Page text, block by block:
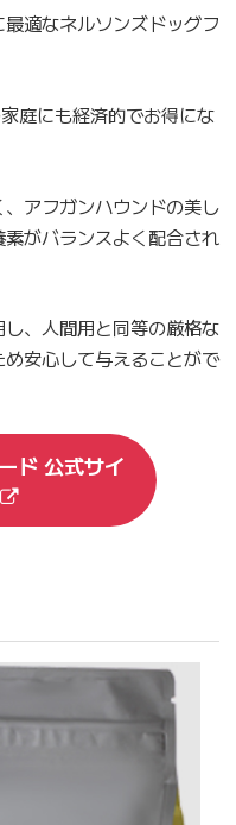
最適なネルソンズドッグフ
庭にも経済的でお得にな
アフガンハウンドの美し
がバランスよく配合され
、人間用と同等の厳格な
安心して与えることがで
ド 公式サイ